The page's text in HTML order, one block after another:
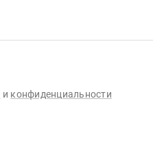
и конфиденциальности